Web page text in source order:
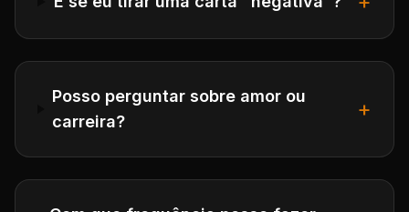
Posso perguntar sobre amor ou
carreira?
+